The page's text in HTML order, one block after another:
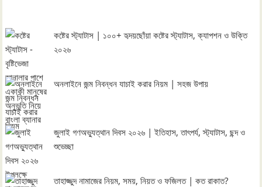
কষ্টের স্ট্যাটাস | ১০০+ হৃদয়ছোঁয়া কষ্টের স্ট্যাটাস, ক্যাপশন ও উক্তি
২০২৬
অনলাইনে জন্ম নিবন্ধন যাচাই করার নিয়ম | সহজ উপায়
জুলাই গণঅভ্যুত্থান দিবস ২০২৬ | ইতিহাস, তাৎপর্য, স্ট্যাটাস, ছন্দ ও
শুভেচ্ছা
তাহাজ্জুদ নামাজের নিয়ম, সময়, নিয়ত ও ফজিলত | কত রাকাত?